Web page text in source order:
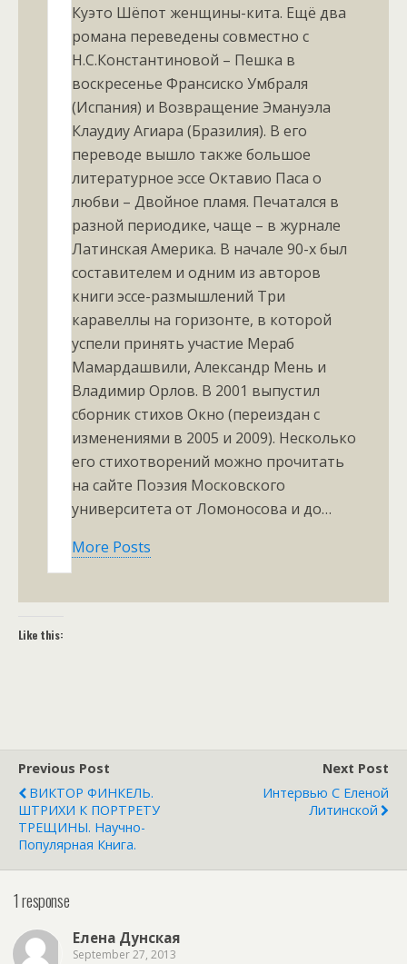
Куэто Шёпот женщины-кита. Ещё два
романа переведены совместно с
Н.С.Константиновой – Пешка в
воскресенье Франсиско Умбраля
(Испания) и Возвращение Эмануэла
Клаудиу Агиара (Бразилия). В его
переводе вышло также большое
литературное эссе Октавио Паса о
любви – Двойное пламя. Печатался в
разной периодике, чаще – в журнале
Латинская Америка. В начале 90-х был
составителем и одним из авторов
книги эссе-размышлений Три
каравеллы на горизонте, в которой
успели принять участие Мераб
Мамардашвили, Александр Мень и
Владимир Орлов. В 2001 выпустил
сборник стихов Окно (переиздан с
изменениями в 2005 и 2009). Несколько
его стихотворений можно прочитать
на сайте Поэзия Московского
университета от Ломоносова и до…
More Posts
Like this:
Previous Post
ВИКТОР ФИНКЕЛЬ.
ШТРИХИ К ПОРТРЕТУ
ТРЕЩИНЫ. Научно-
Популярная Книга.
Next Post
Интервью С Еленой
Литинской
1 response
Елена Дунская
September 27, 2013